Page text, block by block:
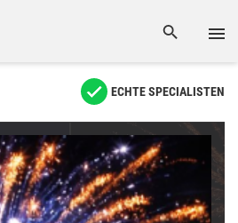
ECHTE SPECIALISTEN